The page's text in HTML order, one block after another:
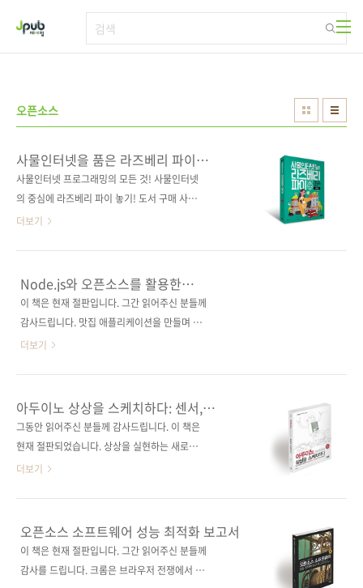
오픈소스
사물인터넷을 품은 라즈베리 파이
(개정판)
사물인터넷 프로그래밍의 모든 것! 사물인터넷
의 중심에 라즈베리 파이 놓기! 도서 구매 사이트
(가나다순) [교보문고] [도서11번가] [반디앤루
고 / 구글북스 / 리디북스 / 알라딘 / 예스이십사
출판사 제이펍 저자명 김성우 출판일 2020년 8
월 12일 페이지 744쪽 시리즈 (없음) 판 형 46
cover) 정 가 35,000원 ISBN 979-11-90665-
39-1 (93000) 키워드 사물인터넷 / IoT / 라즈
소프트웨어 / 리눅스 / 파이썬 / 오픈 소스 / 웹
서버 / 모듈 / 데이터베..
더보기
Node.js와 오픈소스를 활용한
안드로이드 서비스 개발
이 책은 현재 절판입니다. 그간 읽어주신 분들께
감사드립니다. 맛집 애플리케이션을 만들며 배
우는 안드로이드 서비스 구성과 운영!맛집 앱 풀
이지 420쪽시리즈 I♥Mobile 33판 형 46배판
변형(188*245*20)제 본 무선(soft cover)정
가 26,000원ISBN 979-11-85890-96-8
디오 / Node.js / MariaDB / 오픈소스분 야 프
로그래밍 / 모바일 관련 사이트■ 저자 운영 A/S
소식] - 스타트업을 위한 안드로이드와 서버 개
발 첫걸음 관련 시리즈■ I♥Mobile(..
더보기
아두이노 상상을 스케치하다: 센서,
디스플레이, 블루투스, DIY까지 아두이노
프로젝트의 거의 모든 것에 관하여
그동안 읽어주신 분들께 감사드립니다. 이 책은
현재 절판되었습니다. 상상을 실현하는 새로운
플랫폼, 아두이노 프로젝트의 거의 모든 것에 관
이십사] [인터파크] 전자책 구매 사이트(가나다
순) [교보문고] [구글북스] [리디북스] [알라딘]
[예스이십사] [인터파크] 출판사 제이펍저자명
더보기
오픈소스 소프트웨어 성능 최적화 보고서
이 책은 현재 절판입니다. 그간 읽어주신 분들께
감사를 드립니다. 크롬은 브라우저 전쟁에서 어